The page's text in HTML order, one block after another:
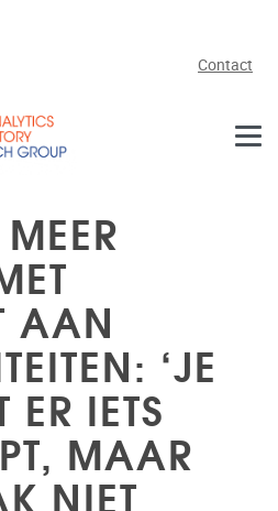
Contact
AAN
‘JE
ER IETS
MAAR
NIET